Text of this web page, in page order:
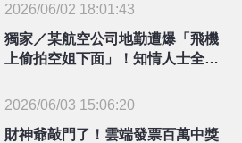
2026/06/02 18:01:43
獨家／某航空公司地勤遭爆「飛機
上偷拍空姐下面」！知情人士全說
2026/06/03 15:06:20
財神爺敲門了！雲端發票百萬中獎